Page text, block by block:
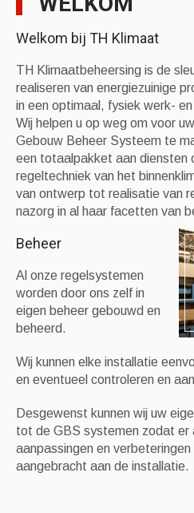
Welkom bij TH Klimaat
TH Klimaatbeheersing is de
realiseren van energiezuinige
in een optimaal, fysiek werk-
Wij helpen u op weg om voor
Gebouw Beheer Systeem te
een totaalpakket aan diensten
regeltechniek van het
van ontwerp tot realisatie van
nazorg in al haar facetten van
Beheer
Al onze regelsystemen
worden door ons zelf in
eigen beheer gebouwd en
beheerd.
Wij kunnen elke installatie
en eventueel controleren en
Desgewenst kunnen wij uw
tot de GBS systemen zodat er
aanpassingen en verbeteringen
aangebracht aan de installatie.